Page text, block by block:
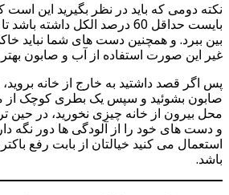
نکته دومی که باید در نظر بگیرید این
بایست حداقل 60 درصد الکل داشته
بین ببرد. و همچنین دست های شما نباید
غیر این صورت استفاده از آب و صابون
پس اگر قصد داشتید به خارج از خانه
صابون بشوئید و سپس یک بطری کوچک از
محل بیرون از خانه چیزی نخورید، در حین
و دست های خود را از آلودگی ها دور نگه
استعمال می کنید خیالتان از بابت رفع
باشد.